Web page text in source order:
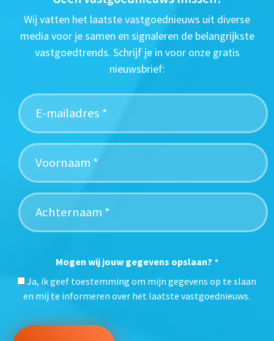
Wij vatten het laatste vastgoednieuws uit diverse
media voor je samen en signaleren de belangrijkste
vastgoedtrends. Schrijf je in voor onze gratis
nieuwsbrief:
Mogen wij jouw gegevens opslaan? *
Ja, ik geef toestemming om mijn gegevens op te slaan
en mij te informeren over het laatste vastgoednieuws.